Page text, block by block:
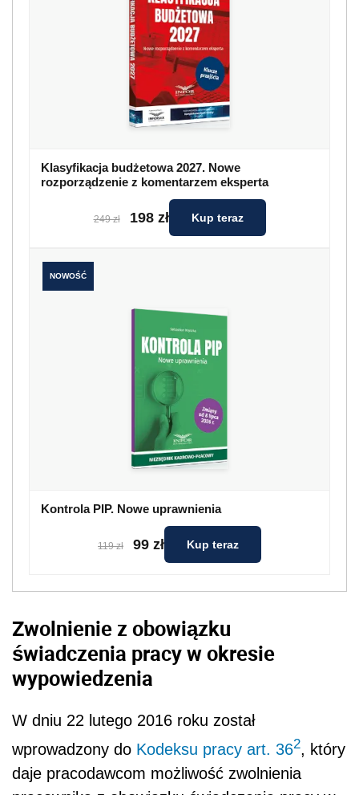
Klasyfikacja budżetowa 2027. Nowe
rozporządzenie z komentarzem eksperta
249 zł 198 zł Kup teraz
NOWOŚĆ
Kontrola PIP. Nowe uprawnienia
119 zł 99 zł Kup teraz
Zwolnienie z obowiązku
świadczenia pracy w okresie
wypowiedzenia
W dniu 22 lutego 2016 roku został
wprowadzony do Kodeksu pracy art. 362, który
daje pracodawcom możliwość zwolnienia